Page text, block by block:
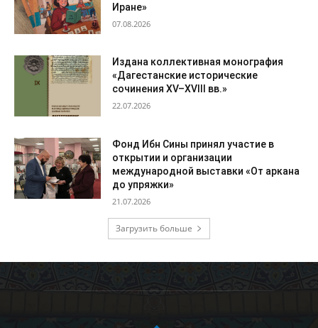
Иране»
07.08.2026
Издана коллективная монография
«Дагестанские исторические
сочинения XV–XVIII вв.»
22.07.2026
Фонд Ибн Сины принял участие в
открытии и организации
международной выставки «От аркана
до упряжки»
21.07.2026
Загрузить больше